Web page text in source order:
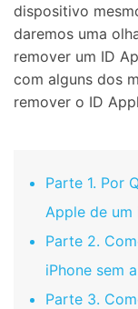
dispositivo
daremos uma
remover um ID
com alguns dos
remover o ID
Parte 1. Por
Apple de um
Parte 2.
iPhone sem
Parte 3.